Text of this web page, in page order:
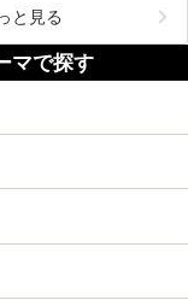
と見る
マで探す